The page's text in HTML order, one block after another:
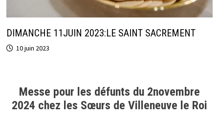
DIMANCHE 11JUIN 2023:LE SAINT SACREMENT
10 juin 2023
Messe pour les défunts du 2novembre
2024 chez les Sœurs de Villeneuve le Roi